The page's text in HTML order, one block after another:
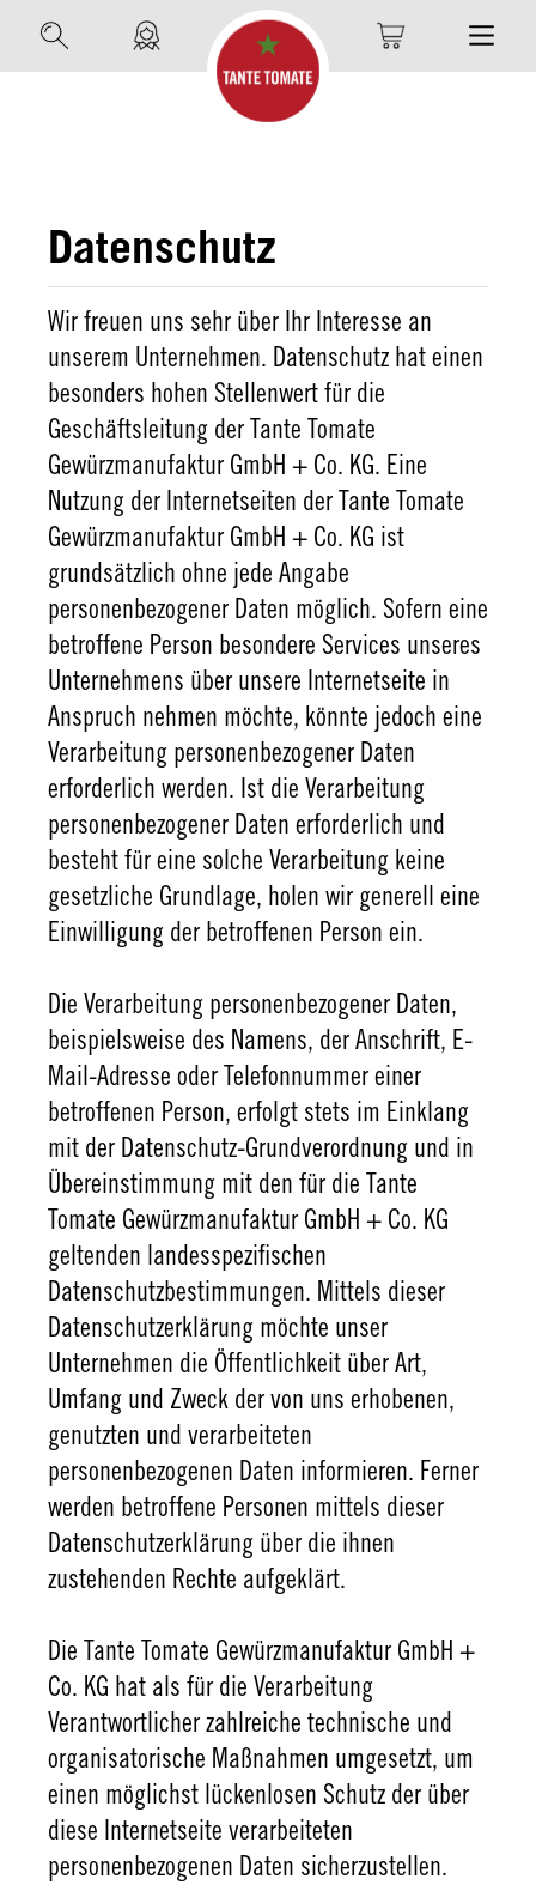
Datenschutz
Wir freuen uns sehr über Ihr Interesse an
unserem Unternehmen. Datenschutz hat einen
besonders hohen Stellenwert für die
Geschäftsleitung der Tante Tomate
Gewürzmanufaktur GmbH + Co. KG. Eine
Nutzung der Internetseiten der Tante Tomate
Gewürzmanufaktur GmbH + Co. KG ist
grundsätzlich ohne jede Angabe
personenbezogener Daten möglich. Sofern eine
betroffene Person besondere Services unseres
Unternehmens über unsere Internetseite in
Anspruch nehmen möchte, könnte jedoch eine
Verarbeitung personenbezogener Daten
erforderlich werden. Ist die Verarbeitung
personenbezogener Daten erforderlich und
besteht für eine solche Verarbeitung keine
gesetzliche Grundlage, holen wir generell eine
Einwilligung der betroffenen Person ein.
Die Verarbeitung personenbezogener Daten,
beispielsweise des Namens, der Anschrift, E-
Mail-Adresse oder Telefonnummer einer
betroffenen Person, erfolgt stets im Einklang
mit der Datenschutz-Grundverordnung und in
Übereinstimmung mit den für die Tante
Tomate Gewürzmanufaktur GmbH + Co. KG
geltenden landesspezifischen
Datenschutzbestimmungen. Mittels dieser
Datenschutzerklärung möchte unser
Unternehmen die Öffentlichkeit über Art,
Umfang und Zweck der von uns erhobenen,
genutzten und verarbeiteten
personenbezogenen Daten informieren. Ferner
werden betroffene Personen mittels dieser
Datenschutzerklärung über die ihnen
zustehenden Rechte aufgeklärt.
Die Tante Tomate Gewürzmanufaktur GmbH +
Co. KG hat als für die Verarbeitung
Verantwortlicher zahlreiche technische und
organisatorische Maßnahmen umgesetzt, um
einen möglichst lückenlosen Schutz der über
diese Internetseite verarbeiteten
personenbezogenen Daten sicherzustellen.